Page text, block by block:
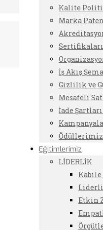
Kalite
Marka
İş Akış
Gizlilik ve
Mesafeli
İade
Ödüllerimiz
Eğitimlerimiz
LİDERLİK
Etkin